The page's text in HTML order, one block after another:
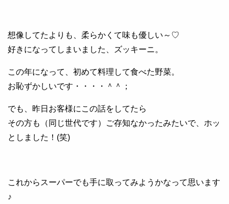
想像してたよりも、柔らかくて味も優しい～♡
好きになってしまいました、ズッキーニ。
この年になって、初めて料理して食べた野菜。
お恥ずかしいです・・・・＾＾；
でも、昨日お客様にこの話をしてたら
その方も（同じ世代です）ご存知なかったみたいで、ホッ
としました！(笑)
これからスーパーでも手に取ってみようかなって思います
♪